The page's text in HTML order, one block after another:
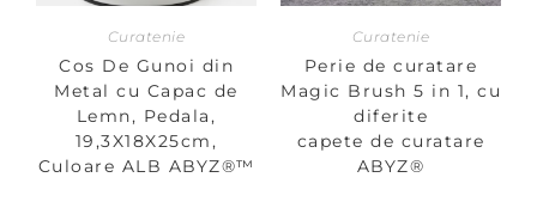
Curatenie
Cos De Gunoi din
Metal cu Capac de
Lemn, Pedala,
19,3X18X25cm,
Culoare ALB ABYZ®™
Curatenie
Perie de curatare
Magic Brush 5 in 1, cu
diferite
capete de curatare
ABYZ®